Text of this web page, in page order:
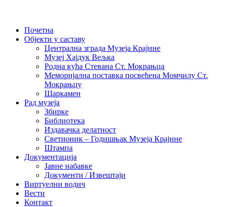
Почетна
Објекти у саставу
Централна зграда Музеја Крајине
Музеј Хајдук Вељка
Родна кућа Стевана Ст. Мокрањца
Меморијална поставка посвећена Момчилу Ст.
Мокрањцу
Шаркамен
Рад музеја
Збирке
Библиотека
Издавачка делатност
Светионик – Годишњак Музеја Крајине
Штампа
Документација
Јавне набавке
Документи / Извештаји
Виртуелни водич
Вести
Контакт